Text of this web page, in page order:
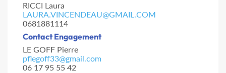
RICCI Laura
LAURA.VINCENDEAU@GMAIL.COM
0681881114
Contact Engagement
LE GOFF Pierre
pflegoff33@gmail.com
06 17 95 55 42